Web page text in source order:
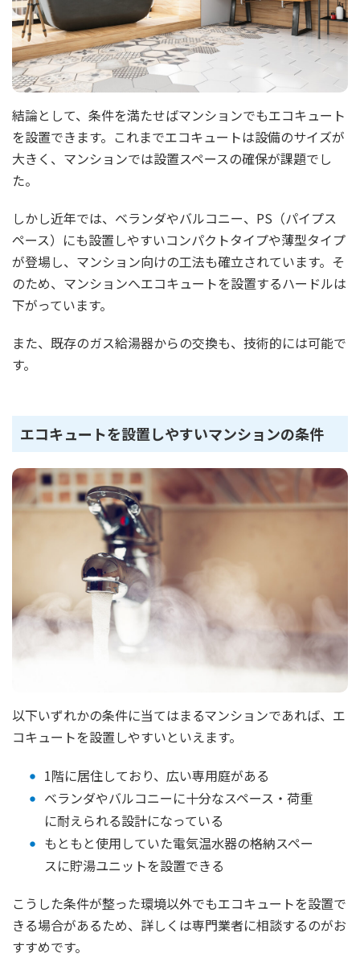
結論として、条件を満たせばマンションでもエコキュート
を設置できます。これまでエコキュートは設備のサイズが
大きく、マンションでは設置スペースの確保が課題でし
た。
しかし近年では、ベランダやバルコニー、PS（パイプス
ペース）にも設置しやすいコンパクトタイプや薄型タイプ
が登場し、マンション向けの工法も確立されています。そ
のため、マンションへエコキュートを設置するハードルは
下がっています。
また、既存のガス給湯器からの交換も、技術的には可能で
す。
エコキュートを設置しやすいマンションの条件
以下いずれかの条件に当てはまるマンションであれば、エ
コキュートを設置しやすいといえます。
1階に居住しており、広い専用庭がある
ベランダやバルコニーに十分なスペース・荷重
に耐えられる設計になっている
もともと使用していた電気温水器の格納スペー
スに貯湯ユニットを設置できる
こうした条件が整った環境以外でもエコキュートを設置で
きる場合があるため、詳しくは専門業者に相談するのがお
すすめです。